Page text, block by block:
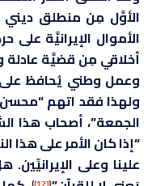
الأوَّل مِن منطلق ديني
الأموال الإيرانيَّة
أخلاقي مِن قضيَّة
وعمل وطني يُحافظ على
ولهذا فقد اتهم
الجمعة”، أصحاب هذا
“إذا كان الأمر على هذا
علينا وعلى